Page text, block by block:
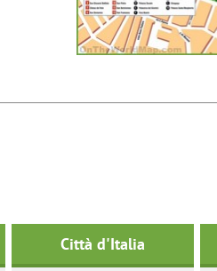
Città d'Italia